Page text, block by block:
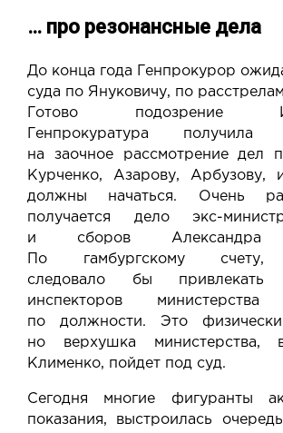
… про резонансные дела
До конца года Генпрокурор
суда по Януковичу, по
Готово подозрение
Генпрокуратура получила
на заочное рассмотрение дел
Курченко, Азарову, Арбузову,
должны начаться. Очень
получается дело экс-
и сборов Александра
По гамбургскому счету,
следовало бы
инспекторов
по должности. Это физически
но верхушка министерства,
Клименко, пойдет под суд.
Сегодня многие фигуранты
показания, выстроилась